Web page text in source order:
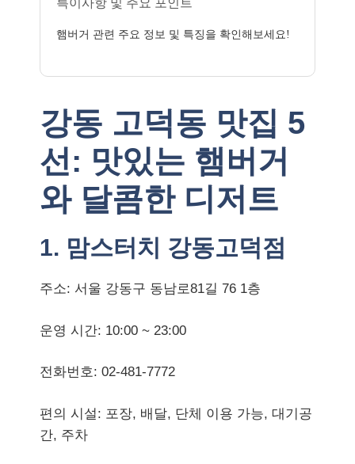
특이사항 및 주요 포인트
햄버거 관련 주요 정보 및 특징을 확인해보세요!
강동 고덕동 맛집 5
선: 맛있는 햄버거
와 달콤한 디저트
1. 맘스터치 강동고덕점
주소: 서울 강동구 동남로81길 76 1층
운영 시간: 10:00 ~ 23:00
전화번호: 02-481-7772
편의 시설: 포장, 배달, 단체 이용 가능, 대기공
간, 주차